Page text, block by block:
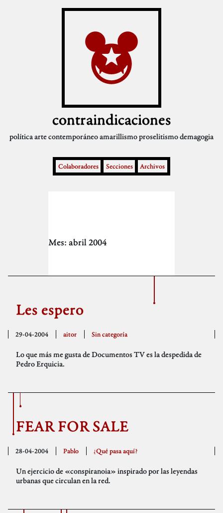
contraindicaciones
políticaarte contemporáneoamarillismoproselitismodemagogia
Colaboradores Secciones Archivos
Mes: abril 2004
Les espero
29-04-2004 aitor Sin categoría
Lo que más me gusta de Documentos TV es la despedida de
Pedro Erquicia.
FEAR FOR SALE
28-04-2004 Pablo ¿Qué pasa aquí?
Un ejercicio de «conspiranoia» inspirado por las leyendas
urbanas que circulan en la red.